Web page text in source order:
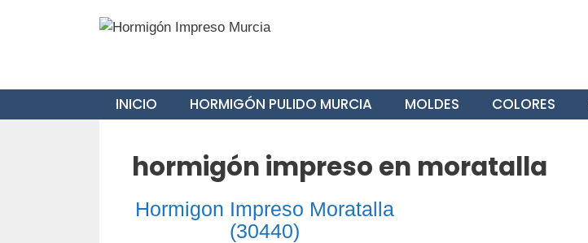
INICIO HORMIGÓN PULIDO MURCIA MOLDES COLORES
hormigón impreso en moratalla
Hormigon Impreso Moratalla
(30440)